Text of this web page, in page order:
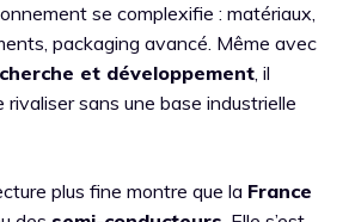
se complexifie : matériaux,
packaging avancé. Même avec
et développement, il
sans une base industrielle
plus fine montre que la France